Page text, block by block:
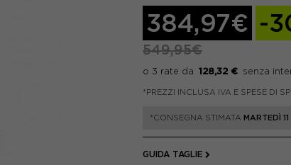
384,97€ -
549,95€
128,32 €
*PREZZI INCLUSA IVA E SPESE DI
*CONSEGNA STIMATA MARTEDÌ
GUIDA TAGLIE